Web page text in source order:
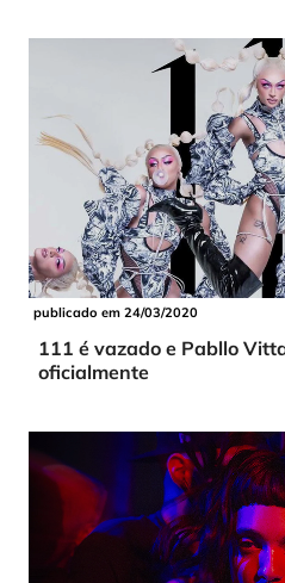
publicado em 24/03/2020
111 é vazado e Pabllo
oficialmente